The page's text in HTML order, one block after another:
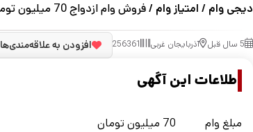
دیجی وام / امتیاز وام / فروش وام ازدواج 70 میلیون تومانی در ارومیه
5 سال قبل آذربایجان غربی 256361 افزودن به علاقه‌مندی‌ها
اطلاعات این آگهی
مبلغ وام
70 میلیون تومان